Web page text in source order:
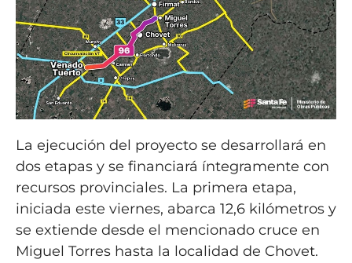
La ejecución del proyecto se desarrollará en
dos etapas y se financiará íntegramente con
recursos provinciales. La primera etapa,
iniciada este viernes, abarca 12,6 kilómetros y
se extiende desde el mencionado cruce en
Miguel Torres hasta la localidad de Chovet.